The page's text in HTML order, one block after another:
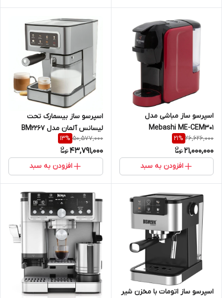
اسپرسو ساز مباشی مدل
Mebashi ME-CEM301
26,626,000
21%
21,000,000
افزودن به سبد
اسپرسو ساز بیسمارک تحت
لیسانس آلمان مدل BM2267
{اصلی} bismark
50,577,000
13%
43,791,000
افزودن به سبد
اسپرسو ساز اتومات با مخزن شیر